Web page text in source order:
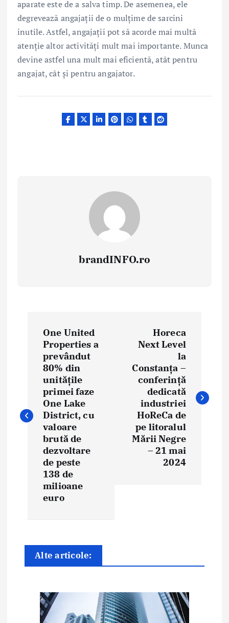
aparate este de a salva timp. De asemenea, ele
degrevează angajații de o mulțime de sarcini
inutile. Astfel, angajații pot să acorde mai multă
atenție altor activități mult mai importante. Munca
devine astfel una mult mai eficientă, atât pentru
angajat, cât și pentru angajator.
brandINFO.ro
g
a
r
One United
Properties a
prevândut
80% din
unitățile
primei faze
One Lake
District, cu
valoare
brută de
dezvoltare
de peste
138 de
milioane
euro
Horeca
Next Level
la
Constanța –
conferință
dedicată
industriei
HoReCa de
pe litoralul
Mării Negre
– 21 mai
2024
Alte articole: